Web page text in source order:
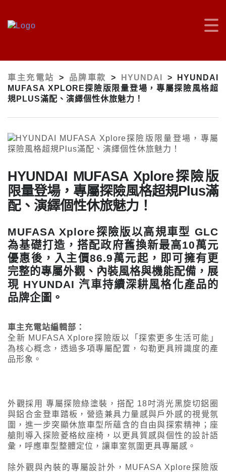
車主充電站 > 品牌車款 > HYUNDAI >
HYUNDAI
MUFASA XPLORE探險版限量登場，專屬探險風格超
規PLUS滿配、演繹個性休旅魅力！
HYUNDAI MUFASA Xplore探險版
限量登場，專屬探險風格超規Plus滿
配、演繹個性休旅魅力！
MUFASA Xplore探險版以高規車型 GLC
為基礎打造，搭配政府舊換新最高10萬元
優惠後，入主價86.9萬元起，即可擁有更
完整的專屬外觀、內裝風格與機能配備，展
現 HYUNDAI 汽車持續深耕風格化產品的
品牌企圖。
車主充電站編輯部：
全新 MUFASA Xplore探險版以「探索更多生活可能」
為核心概念，透過多項專屬配置，勾勒更具辨識度的產
品形象。
外觀採用 專屬探險綠塗裝，搭配 18吋消光黑旋切鋁圈
與鋁合金登車踏板，營造兼具力量感與戶外感的視覺氛
圍，進一步突顯休旅車型所蘊含的自由與探索精神；座
艙則導入探險菱格紋座椅，以更具質感與個性的設計語
彙，呼應車型整體定位，讓車室氛圍更具專屬感。
除外觀與內裝的專屬設計外，MUFASA Xplore探險版